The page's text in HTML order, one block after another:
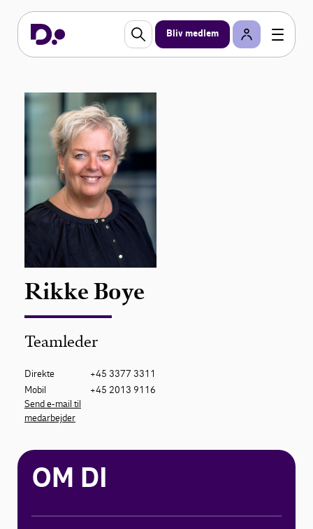
Bliv medlem
Rikke Boye
Teamleder
Direkte
+45 3377 3311
Mobil
+45 2013 9116
Send e-mail til
medarbejder
OM DI